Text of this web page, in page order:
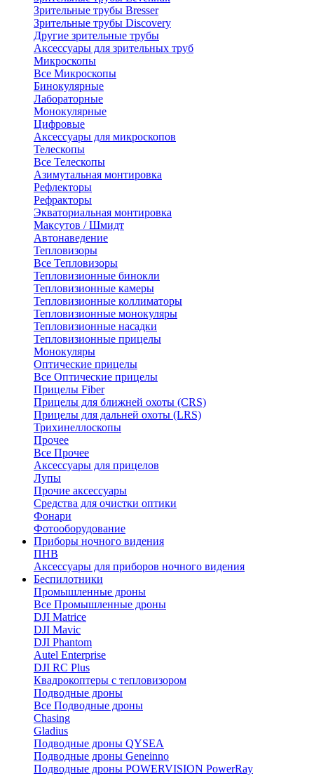
Зрительные трубы Bresser
Зрительные трубы Discovery
Другие зрительные трубы
Аксессуары для зрительных труб
Микроскопы
Все Микроскопы
Бинокулярные
Лабораторные
Монокулярные
Цифровые
Аксессуары для микроскопов
Телескопы
Все Телескопы
Азимутальная монтировка
Рефлекторы
Рефракторы
Экваториальная монтировка
Максутов / Шмидт
Автонаведение
Тепловизоры
Все Тепловизоры
Тепловизионные бинокли
Тепловизионные камеры
Тепловизионные коллиматоры
Тепловизионные монокуляры
Тепловизионные насадки
Тепловизионные прицелы
Монокуляры
Оптические прицелы
Все Оптические прицелы
Прицелы Fiber
Прицелы для ближней охоты (CRS)
Прицелы для дальней охоты (LRS)
Трихинеллоскопы
Прочее
Все Прочее
Аксессуары для прицелов
Лупы
Прочие аксессуары
Средства для очистки оптики
Фонари
Фотооборудование
Приборы ночного видения
ПНВ
Аксессуары для приборов ночного видения
Беспилотники
Промышленные дроны
Все Промышленные дроны
DJI Matrice
DJI Mavic
DJI Phantom
Autel Enterprise
DJI RC Plus
Квадрокоптеры с тепловизором
Подводные дроны
Все Подводные дроны
Chasing
Gladius
Подводные дроны QYSEA
Подводные дроны Geneinno
Подводные дроны POWERVISION PowerRay